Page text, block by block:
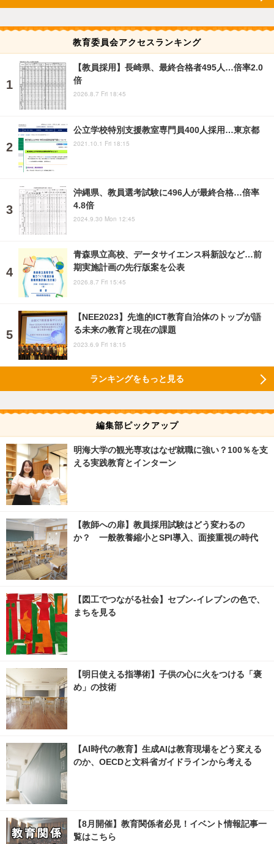
教育委員会アクセスランキング
【教員採用】長崎県、最終合格者495人…倍率2.0
倍
2026.8.7 Fri 18:45
公立学校特別支援教室専門員400人採用…東京都
2021.10.1 Fri 18:15
沖縄県、教員選考試験に496人が最終合格…倍率
4.8倍
2024.9.30 Mon 12:45
青森県立高校、データサイエンス科新設など…前
期実施計画の先行版案を公表
2026.8.7 Fri 15:45
【NEE2023】先進的ICT教育自治体のトップが語
る未来の教育と現在の課題
2023.6.9 Fri 18:15
ランキングをもっと見る
編集部ピックアップ
明海大学の観光専攻はなぜ就職に強い？100％を支
える実践教育とインターン
【教師への扉】教員採用試験はどう変わるの
か？ 一般教養縮小とSPI導入、面接重視の時代
【図工でつながる社会】セブン‐イレブンの色で、
まちを見る
【明日使える指導術】子供の心に火をつける「褒
め」の技術
【AI時代の教育】生成AIは教育現場をどう変える
のか、OECDと文科省ガイドラインから考える
【8月開催】教育関係者必見！イベント情報記事一
覧はこちら